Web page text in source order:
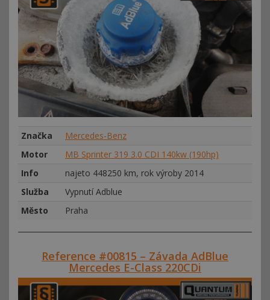
Značka
Mercedes-Benz
Motor
MB Sprinter 319 3.0 CDI 140kw (190hp)
Info
najeto 448250 km, rok výroby 2014
Služba
Vypnutí Adblue
Město
Praha
Reference #00815 – Závada AdBlue
Mercedes E-Class 220CDi